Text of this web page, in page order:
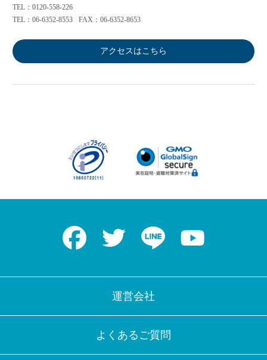
TEL：0120-558-226
TEL：06-6352-8553
FAX：06-6352-8653
アクセスはこちら
Facebook Twitter LINE
運営会社
よくあるご質問